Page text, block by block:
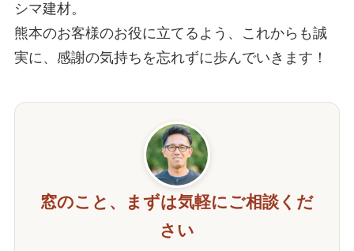
シマ建材。
熊本のお客様のお役に⽴てるよう、これからも誠
実に、感謝の気持ちを忘れずに歩んでいきます！
窓のこと、まずは気軽にご相談くだ
さい